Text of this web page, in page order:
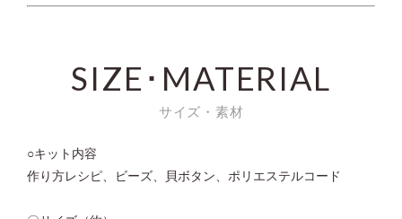
SIZE･MATERIAL
サイズ・素材
○キット内容
作り方レシピ、ビーズ、貝ボタン、ポリエステルコード